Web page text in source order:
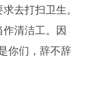
去打扫卫生。
清洁工。因
你们，辞不辞